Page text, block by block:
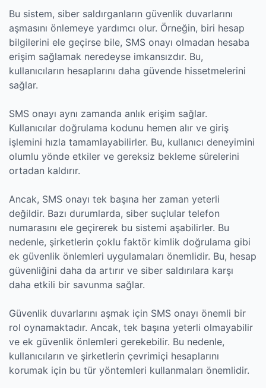
Bu sistem, siber saldırganların güvenlik duvarlarını
aşmasını önlemeye yardımcı olur. Örneğin, biri hesap
bilgilerini ele geçirse bile, SMS onayı olmadan hesaba
erişim sağlamak neredeyse imkansızdır. Bu,
kullanıcıların hesaplarını daha güvende hissetmelerini
sağlar.
SMS onayı aynı zamanda anlık erişim sağlar.
Kullanıcılar doğrulama kodunu hemen alır ve giriş
işlemini hızla tamamlayabilirler. Bu, kullanıcı deneyimini
olumlu yönde etkiler ve gereksiz bekleme sürelerini
ortadan kaldırır.
Ancak, SMS onayı tek başına her zaman yeterli
değildir. Bazı durumlarda, siber suçlular telefon
numarasını ele geçirerek bu sistemi aşabilirler. Bu
nedenle, şirketlerin çoklu faktör kimlik doğrulama gibi
ek güvenlik önlemleri uygulamaları önemlidir. Bu, hesap
güvenliğini daha da artırır ve siber saldırılara karşı
daha etkili bir savunma sağlar.
Güvenlik duvarlarını aşmak için SMS onayı önemli bir
rol oynamaktadır. Ancak, tek başına yeterli olmayabilir
ve ek güvenlik önlemleri gerekebilir. Bu nedenle,
kullanıcıların ve şirketlerin çevrimiçi hesaplarını
korumak için bu tür yöntemleri kullanmaları önemlidir.